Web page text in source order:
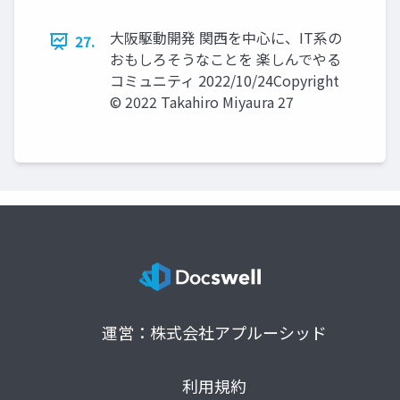
27.
大阪駆動開発 関西を中心に、IT系の
おもしろそうなことを 楽しんでやる
コミュニティ 2022/10/24Copyright
© 2022 Takahiro Miyaura 27
運営：株式会社アプルーシッド
利用規約